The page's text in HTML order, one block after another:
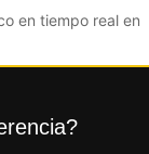
en tiempo real en